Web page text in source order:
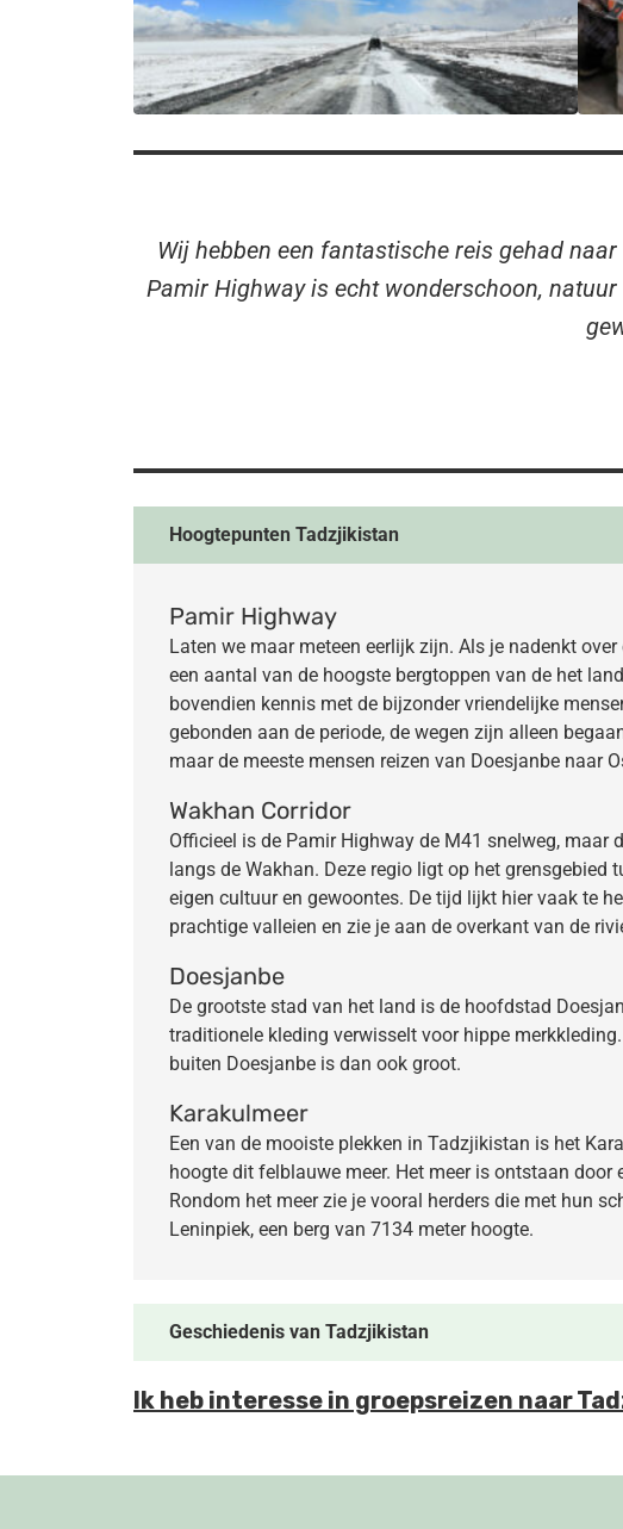
Wij hebben een fantastische reis gehad
Pamir Highway is echt wonderschoon,
Hoogtepunten Tadzjikistan
Pamir Highway
Laten we maar meteen eerlijk zijn. Als je nadenkt
een aantal van de hoogste bergtoppen van de het
bovendien kennis met de bijzonder vriendelijke
gebonden aan de periode, de wegen zijn alleen
maar de meeste mensen reizen van Doesjanbe naar
Wakhan Corridor
Officieel is de Pamir Highway de M41 snelweg, maar
langs de Wakhan. Deze regio ligt op het
eigen cultuur en gewoontes. De tijd lijkt hier vaak te
prachtige valleien en zie je aan de overkant van de
Doesjanbe
De grootste stad van het land is de hoofdstad
traditionele kleding verwisselt voor hippe
buiten Doesjanbe is dan ook groot.
Karakulmeer
Een van de mooiste plekken in Tadzjikistan is het
hoogte dit felblauwe meer. Het meer is ontstaan
Rondom het meer zie je vooral herders die met hun
Leninpiek, een berg van 7134 meter hoogte.
Geschiedenis van Tadzjikistan
Ik heb interesse in groepsreizen naar